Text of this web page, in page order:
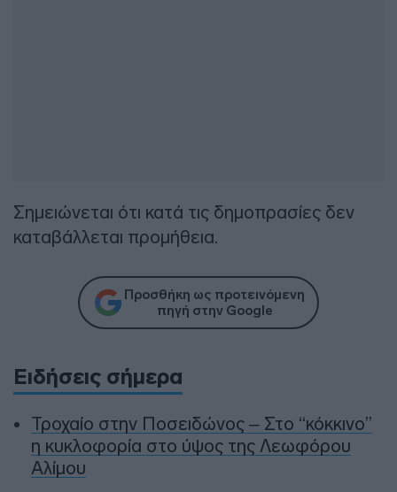
Σημειώνεται ότι κατά τις δημοπρασίες δεν
καταβάλλεται προμήθεια.
Προσθήκη ως προτεινόμενη
πηγή στην Google
Ειδήσεις σήμερα
Τροχαίο στην Ποσειδώνος – Στο “κόκκινο”
η κυκλοφορία στο ύψος της Λεωφόρου
Αλίμου